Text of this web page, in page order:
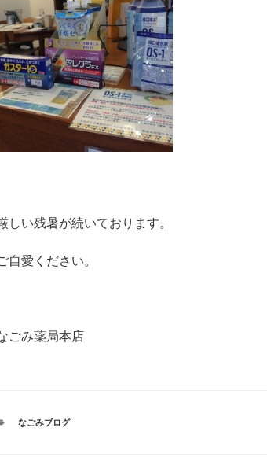
しい残暑が続いております。
自愛ください。
ごみ薬局本店
カ
なごみブログ